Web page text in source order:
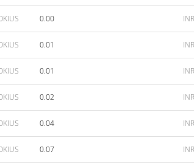
0.00 INR
0.01 INR
0.01 INR
0.02 INR
0.04 INR
0.07 INR